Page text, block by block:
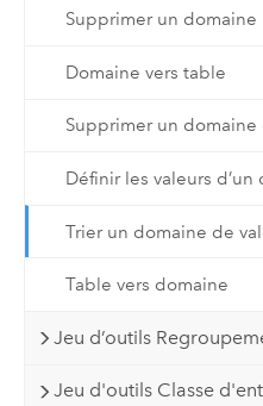
Supprimer un domaine
Domaine vers table
Supprimer un domaine
Définir les valeurs
Trier un domaine de
Table vers domaine
Jeu d’outils
Jeu d'outils Classe